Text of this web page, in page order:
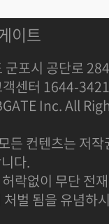
이트
포시 공단로
센터 1644-
Inc. All
든 컨텐츠는 저
다.
락없이 무단 전
벌 됨을 유념하